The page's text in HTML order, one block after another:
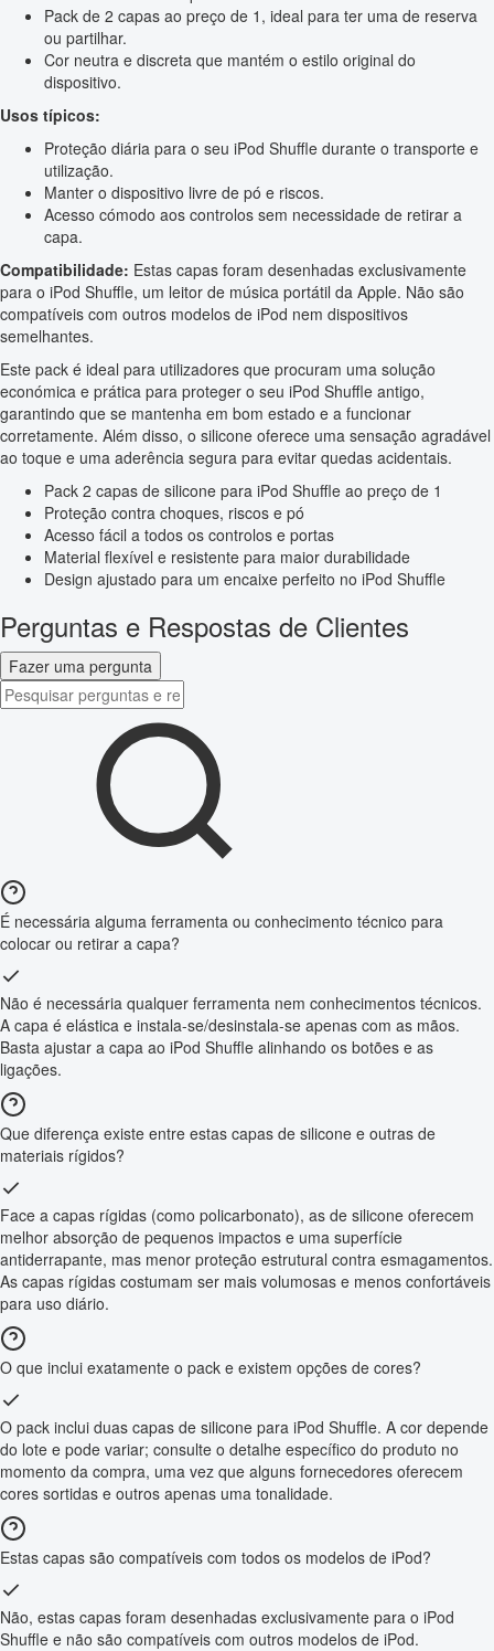
Pack de 2 capas ao preço de 1, ideal para ter uma de reserva
ou partilhar.
Cor neutra e discreta que mantém o estilo original do
dispositivo.
Usos típicos:
Proteção diária para o seu iPod Shuffle durante o transporte e
utilização.
Manter o dispositivo livre de pó e riscos.
Acesso cómodo aos controlos sem necessidade de retirar a
capa.
Compatibilidade: Estas capas foram desenhadas exclusivamente
para o iPod Shuffle, um leitor de música portátil da Apple. Não são
compatíveis com outros modelos de iPod nem dispositivos
semelhantes.
Este pack é ideal para utilizadores que procuram uma solução
económica e prática para proteger o seu iPod Shuffle antigo,
garantindo que se mantenha em bom estado e a funcionar
corretamente. Além disso, o silicone oferece uma sensação agradável
ao toque e uma aderência segura para evitar quedas acidentais.
Pack 2 capas de silicone para iPod Shuffle ao preço de 1
Proteção contra choques, riscos e pó
Acesso fácil a todos os controlos e portas
Material flexível e resistente para maior durabilidade
Design ajustado para um encaixe perfeito no iPod Shuffle
Perguntas e Respostas de Clientes
Fazer uma pergunta
É necessária alguma ferramenta ou conhecimento técnico para
colocar ou retirar a capa?
Não é necessária qualquer ferramenta nem conhecimentos técnicos.
A capa é elástica e instala-se/desinstala-se apenas com as mãos.
Basta ajustar a capa ao iPod Shuffle alinhando os botões e as
ligações.
Que diferença existe entre estas capas de silicone e outras de
materiais rígidos?
Face a capas rígidas (como policarbonato), as de silicone oferecem
melhor absorção de pequenos impactos e uma superfície
antiderrapante, mas menor proteção estrutural contra esmagamentos.
As capas rígidas costumam ser mais volumosas e menos confortáveis
para uso diário.
O que inclui exatamente o pack e existem opções de cores?
O pack inclui duas capas de silicone para iPod Shuffle. A cor depende
do lote e pode variar; consulte o detalhe específico do produto no
momento da compra, uma vez que alguns fornecedores oferecem
cores sortidas e outros apenas uma tonalidade.
Estas capas são compatíveis com todos os modelos de iPod?
Não, estas capas foram desenhadas exclusivamente para o iPod
Shuffle e não são compatíveis com outros modelos de iPod.